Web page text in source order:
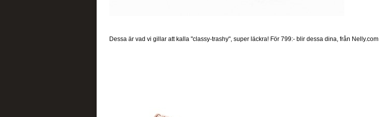
Dessa är vad vi gillar att kalla "classy-trashy", super läckra! För 799:- blir dessa dina, från Nelly.com